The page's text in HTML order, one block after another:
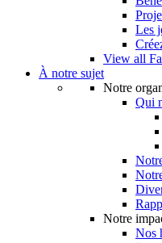
Les
View all
À notre sujet
Notre
Qui
Notre
Nos